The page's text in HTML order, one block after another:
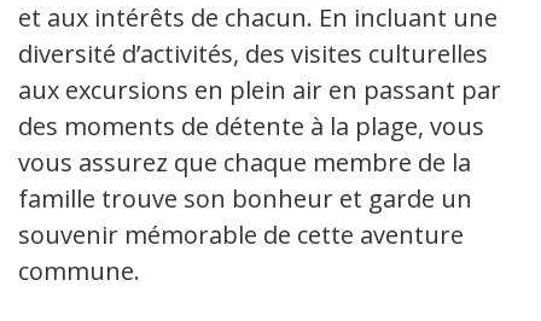
et aux intérêts de chacun. En incluant une
diversité d’activités, des visites culturelles
aux excursions en plein air en passant par
des moments de détente à la plage, vous
vous assurez que chaque membre de la
famille trouve son bonheur et garde un
souvenir mémorable de cette aventure
commune.